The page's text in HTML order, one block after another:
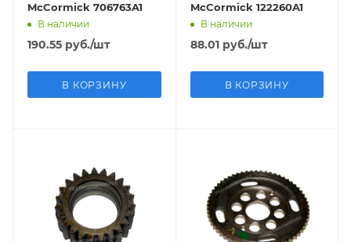
McCormick 706763A1
В наличии
190.55 руб./шт
В КОРЗИНУ
McCormick 122260A1
В наличии
88.01руб./шт
В КОРЗИНУ